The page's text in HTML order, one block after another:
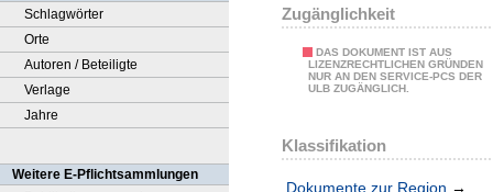
Schlagwörter
Orte
Autoren / Beteiligte
Verlage
Jahre
Weitere E-Pflichtsammlungen
Zugänglichkeit
DAS DOKUMENT IST AUS
LIZENZRECHTLICHEN GRÜNDEN
NUR AN DEN SERVICE-PCS DER
ULB ZUGÄNGLICH.
Klassifikation
Dokumente zur Region →